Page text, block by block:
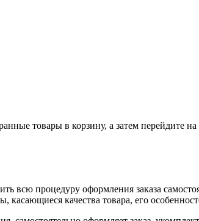
товары в корзину, а затем перейдите
всю процедуру оформления заказа
касающиеся качества товара, его